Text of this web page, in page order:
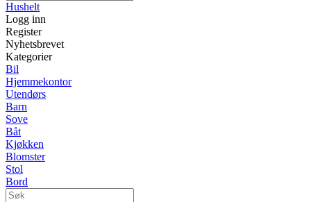
Hushelt
Logg inn
Register
Nyhetsbrevet
Kategorier
Bil
Hjemmekontor
Utendørs
Barn
Sove
Båt
Kjøkken
Blomster
Stol
Bord